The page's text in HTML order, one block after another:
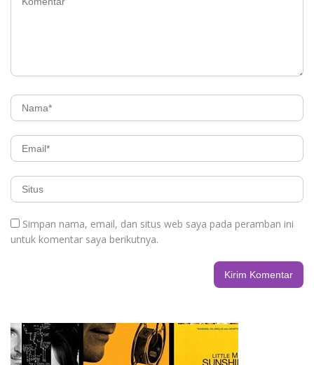
Simpan nama, email, dan situs web saya pada peramban ini
untuk komentar saya berikutnya.